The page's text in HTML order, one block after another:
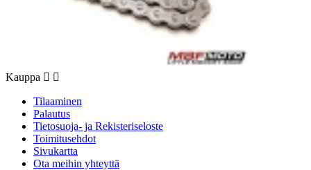
Kauppa  
Tilaaminen
Palautus
Tietosuoja- ja Rekisteriseloste
Toimitusehdot
Sivukartta
Ota meihin yhteyttä